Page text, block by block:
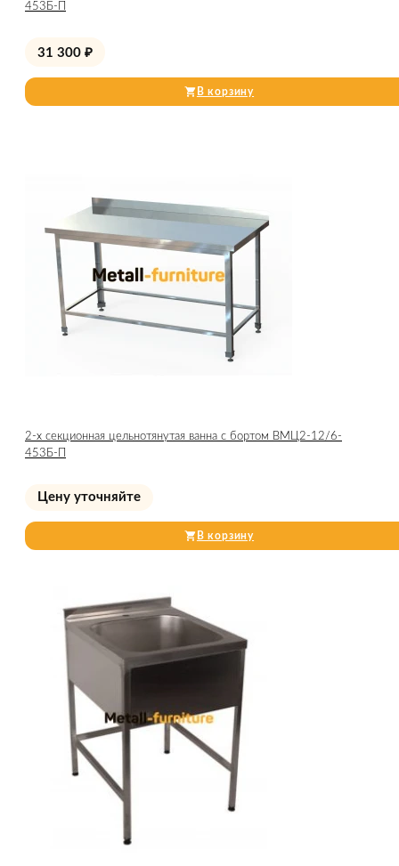
453Б-П
31 300 ₽
В корзину
2-х секционная цельнотянутая ванна с бортом ВМЦ2-12/6-
453Б-П
Цену уточняйте
В корзину